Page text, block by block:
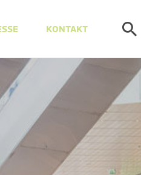
KONTAKT